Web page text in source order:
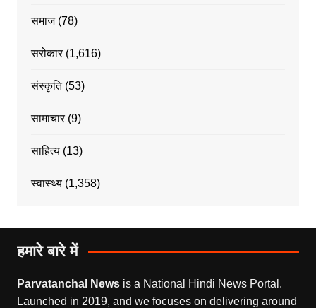
समाज(78)
सरोकार(1,616)
संस्कृति(53)
सामाचार(9)
साहित्य(13)
स्वास्थ्य(1,358)
हमारे बारे में
Parvatanchal Newsis a National Hindi News Portal.
Launched in 2019, and we focuses on delivering around